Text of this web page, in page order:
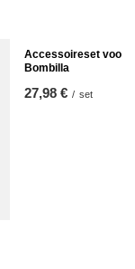
Accessoireset voor
Bombilla
27,98 € / set